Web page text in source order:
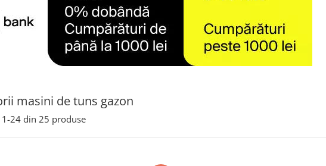
masini de tuns gazon
1-24 din 25 produse